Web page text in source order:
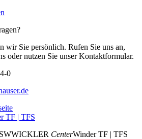
wir Sie persönlich. Rufen Sie uns an,
oder nutzen Sie unser Kontaktformular.
0
TF | TFS
CenterWinder TF | TFS